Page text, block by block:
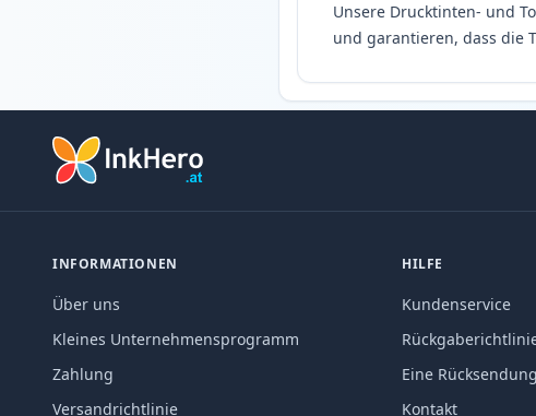
Unsere Drucktinten- und
und garantieren, dass die
INFORMATIONEN
Über uns
Kleines Unternehmensprogramm
Zahlung
Versandrichtlinie
HILFE
Kundenservice
Eine
Kontakt